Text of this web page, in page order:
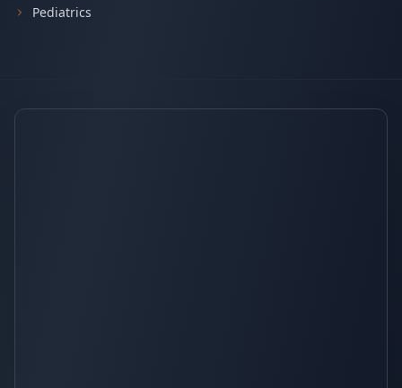
Pediatrics